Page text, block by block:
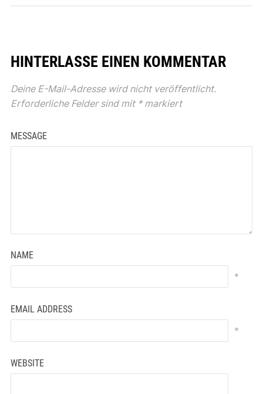
HINTERLASSE EINEN KOMMENTAR
Deine E-Mail-Adresse wird nicht veröffentlicht.
Erforderliche Felder sind mit *markiert
MESSAGE
NAME
*
EMAIL ADDRESS
*
WEBSITE